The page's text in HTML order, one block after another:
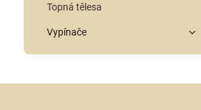
Topná tělesa
Vypínače